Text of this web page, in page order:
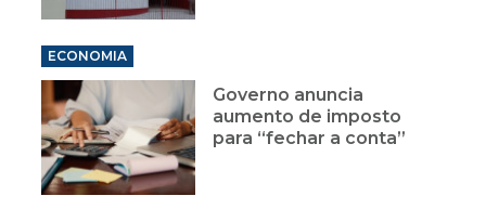
ECONOMIA
Governo anuncia
aumento de imposto
para “fechar a conta”